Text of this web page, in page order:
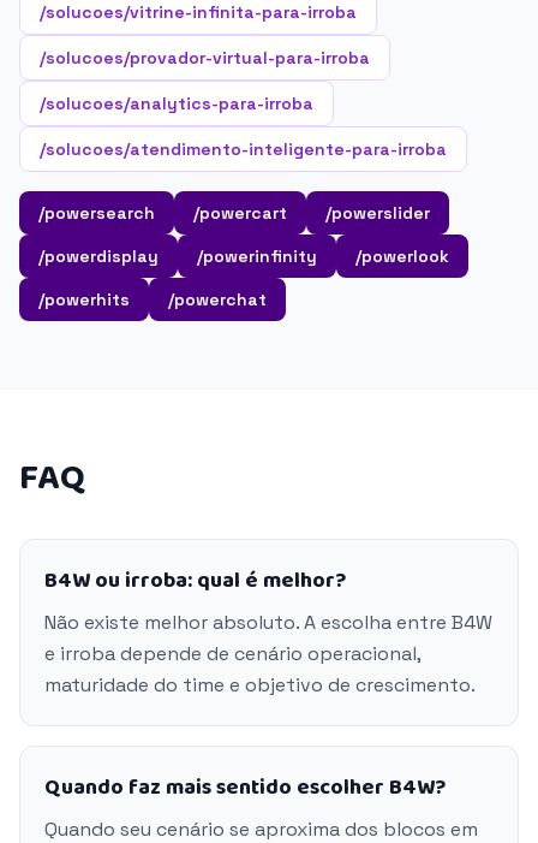
/solucoes/vitrine-infinita-para-irroba
/solucoes/provador-virtual-para-irroba
/solucoes/analytics-para-irroba
/solucoes/atendimento-inteligente-para-irroba
/powersearch /powercart
/powerslider
/powerdisplay
/powerinfinity
/powerlook
/powerhits
/powerchat
FAQ
B4W ou irroba: qual é melhor?
Não existe melhor absoluto. A escolha entre B4W
e irroba depende de cenário operacional,
maturidade do time e objetivo de crescimento.
Quando faz mais sentido escolher B4W?
Quando seu cenário se aproxima dos blocos em